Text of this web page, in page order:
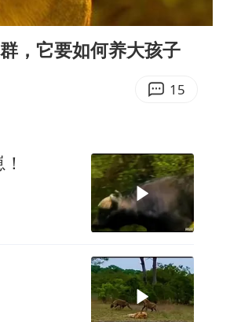
08:14
，它要如何养大孩子
15